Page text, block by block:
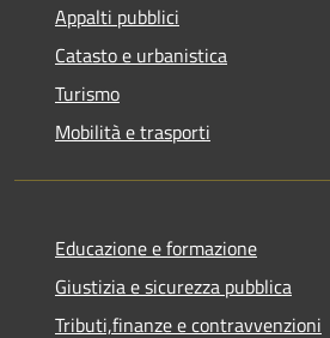
Appalti pubblici
Catasto e urbanistica
Turismo
Mobilità e trasporti
Educazione e formazione
Giustizia e sicurezza pubblica
Tributi,finanze e contravvenzioni